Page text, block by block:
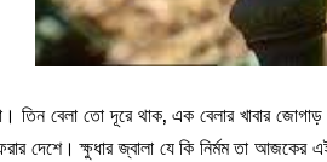
বেলা তো দূরে থাক, এক বেলার খাবার
দেশে। ক্ষুধার জ্বালা যে কি নির্মম তা